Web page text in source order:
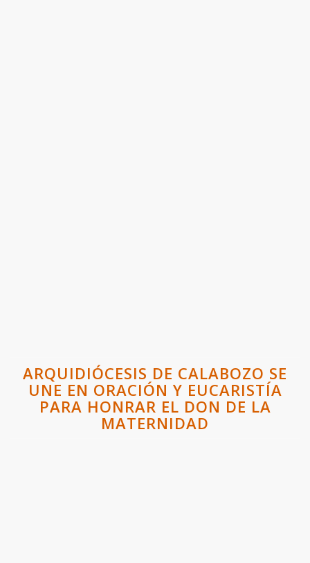
ARQUIDIÓCESIS DE CALABOZO SE
UNE EN ORACIÓN Y EUCARISTÍA
PARA HONRAR EL DON DE LA
MATERNIDAD